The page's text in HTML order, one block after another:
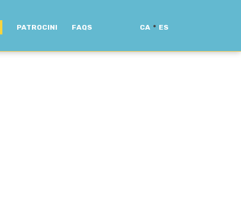
PATROCINI FAQS CA · ES